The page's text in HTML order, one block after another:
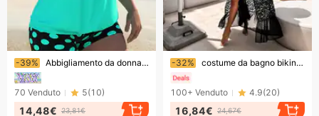
Finendo presto!
-39% Abbigliamento da donna Costume da bagno di grandi dimensioni diviso Slip boxer stampati da donna Costume da bagno tankini conservativo
70 Venduto 5(10)
14,48€ 23,81€
Finendo presto!
-32% costume da bagno bikini con cuciture in chiffon con camicia di protezione solare lunga copertura
100+ Venduto 4.9(20)
16,84€ 24,67€